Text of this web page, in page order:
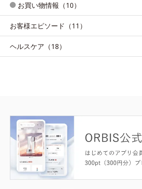
お買い物情報（10）
お客様エピソード（11）
ヘルスケア（18）